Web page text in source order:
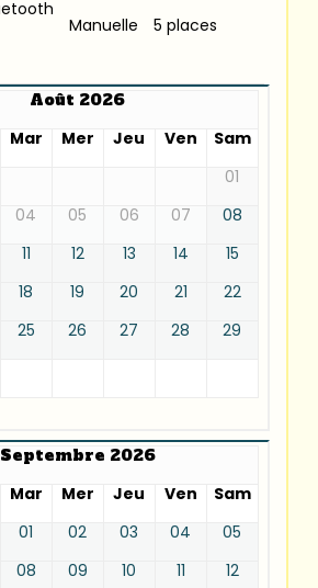
Manuelle
5 places
Août 2026
Mar Mer Jeu Ven
Sam
01
04 05 06 07
08
11 12 13 14
15
18 19 20 21
22
25 26 27 28
29
Septembre 2026
Mar Mer Jeu Ven
Sam
01
02 03 04
05
08 09 10 11
12